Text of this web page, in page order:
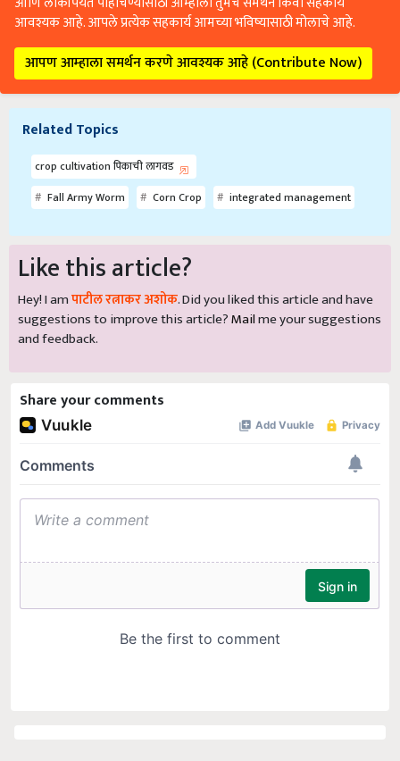
आवश्यक आहे. आपले प्रत्येक सहकार्य आमच्या भविष्यासाठी मोलाचे आहे.
आपण आम्हाला समर्थन करणे आवश्यक आहे (Contribute Now)
Related Topics
crop cultivation पिकाची लागवड
Fall Army Worm
Corn Crop integrated management
Like this article?
Hey! I amपाटील रत्नाकर अशोक. Did you liked this article and have
suggestions to improve this article?Mailme your suggestions
and feedback.
Share your comments